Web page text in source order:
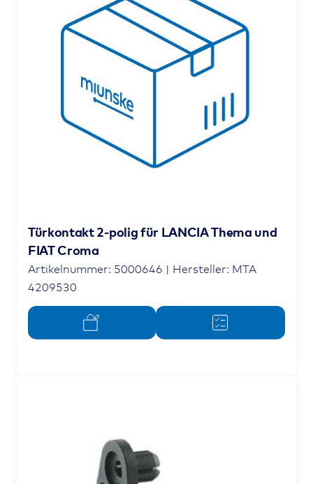
Türkontakt 2-polig für LANCIA Thema und
FIAT Croma
Artikelnummer: 5000646 | Hersteller: MTA
4209530